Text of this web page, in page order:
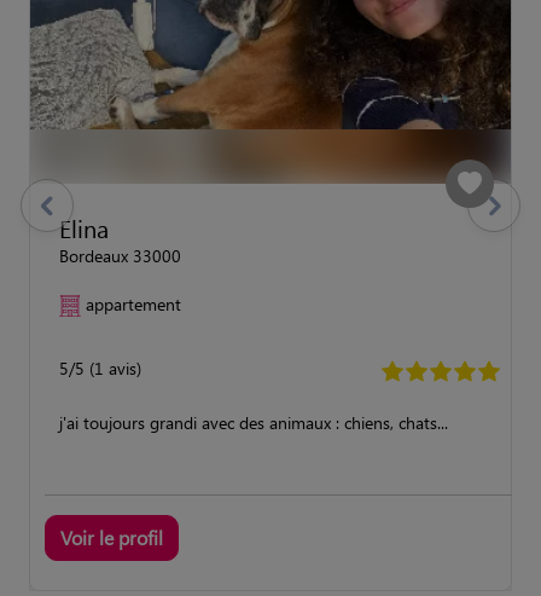
Elina
Bordeaux 33000
appartement
5/5 (1 avis)
j'ai toujours grandi avec des animaux : chiens, chats...
Voir le profil
previous Suivant